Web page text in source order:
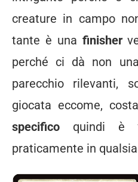
creature in campo
tante è una finisher
perché ci dà non
parecchio rilevanti,
giocata eccome,
specifico quindi è
praticamente in